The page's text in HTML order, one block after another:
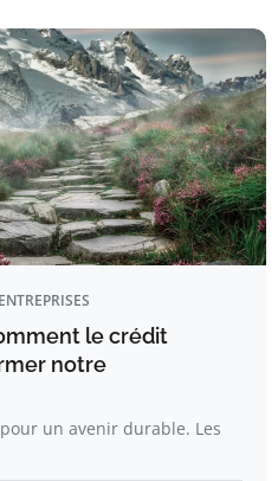
le crédit
notre
pour un avenir durable. Les